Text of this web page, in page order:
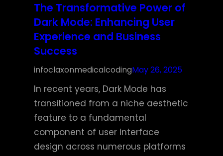
The Transformative Power of
Dark Mode: Enhancing User
Experience and Business
Success
infoclaxonmedicalcodingMay 26, 2025
In recent years, Dark Mode has
transitioned from a niche aesthetic
feature to a fundamental
component of user interface
design across numerous platforms